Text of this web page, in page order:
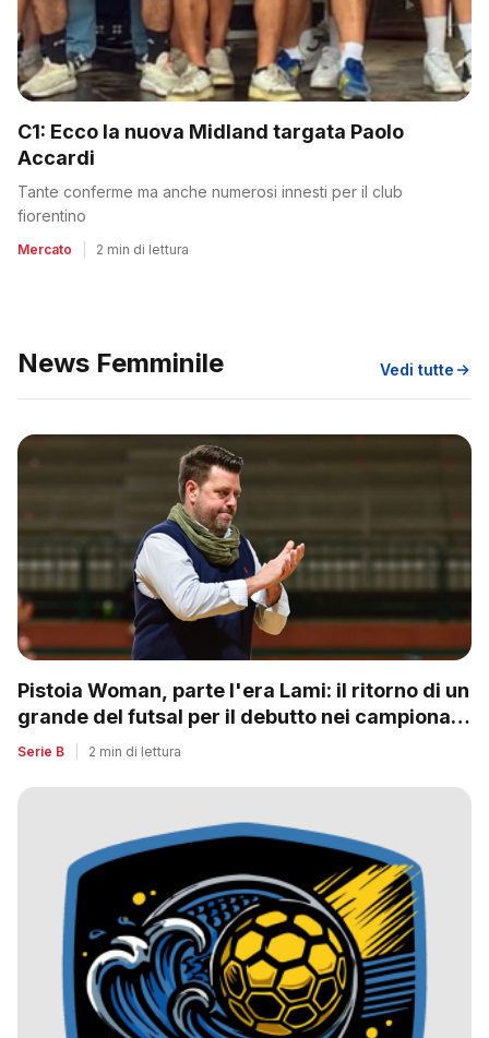
C1: Ecco la nuova Midland targata Paolo
Accardi
Tante conferme ma anche numerosi innesti per il club
fiorentino
Mercato 2 min di lettura
News Femminile Vedi tutte
Pistoia Woman, parte l'era Lami: il ritorno di un
grande del futsal per il debutto nei campionati
nazionali
Serie B 2 min di lettura